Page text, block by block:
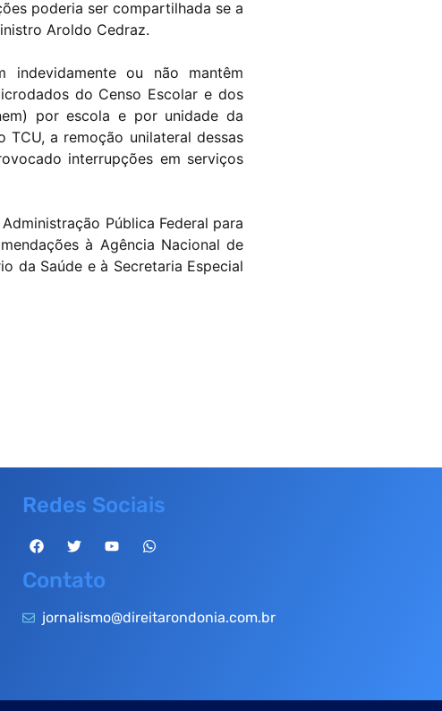
poderia ser compartilhada se a
Aroldo Cedraz.
indevidamente ou não mantêm
do Censo Escolar e dos
por escola e por unidade da
a remoção unilateral dessas
interrupções em serviços
Pública Federal para
à Agência Nacional de
da Saúde e à Secretaria Especial
Redes Sociais
Contato
jornalismo@direitarondonia.com.br